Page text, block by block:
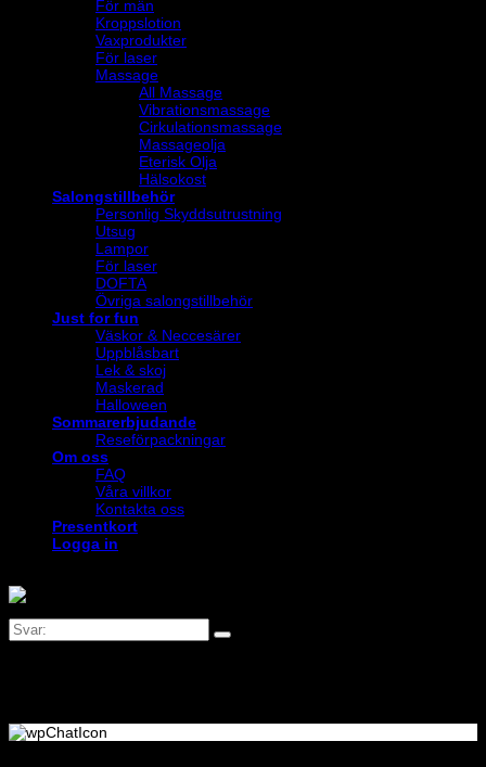
För män
Kroppslotion
Vaxprodukter
För laser
Massage
All Massage
Vibrationsmassage
Cirkulationsmassage
Massageolja
Eterisk Olja
Hälsokost
Salongstillbehör
Personlig Skyddsutrustning
Utsug
Lampor
För laser
DOFTA
Övriga salongstillbehör
Just for fun
Väskor & Neccesärer
Uppblåsbart
Lek & skoj
Maskerad
Halloween
Sommarerbjudande
Reseförpackningar
Om oss
FAQ
Våra villkor
Kontakta oss
Presentkort
Logga in